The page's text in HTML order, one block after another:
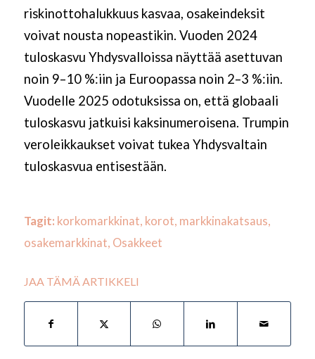
riskinottohalukkuus kasvaa, osakeindeksit
voivat nousta nopeastikin. Vuoden 2024
tuloskasvu Yhdysvalloissa näyttää asettuvan
noin 9–10 %:iin ja Euroopassa noin 2–3 %:iin.
Vuodelle 2025 odotuksissa on, että globaali
tuloskasvu jatkuisi kaksinumeroisena. Trumpin
veroleikkaukset voivat tukea Yhdysvaltain
tuloskasvua entisestään.
Tagit: korkomarkkinat, korot, markkinakatsaus,
osakemarkkinat, Osakkeet
JAA TÄMÄ ARTIKKELI